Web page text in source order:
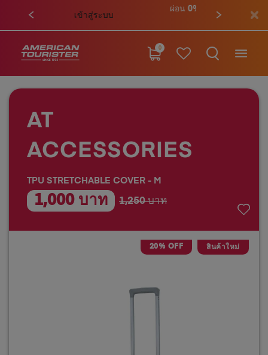
ผ่อน 0% นาน 6 เดือน เมื่อช้อปสินค้า
0
AT
ACCESSORIES
TPU STRETCHABLE COVER - M
1,000 บาท 1,250 บาท
20% OFF สินค้าใหม่